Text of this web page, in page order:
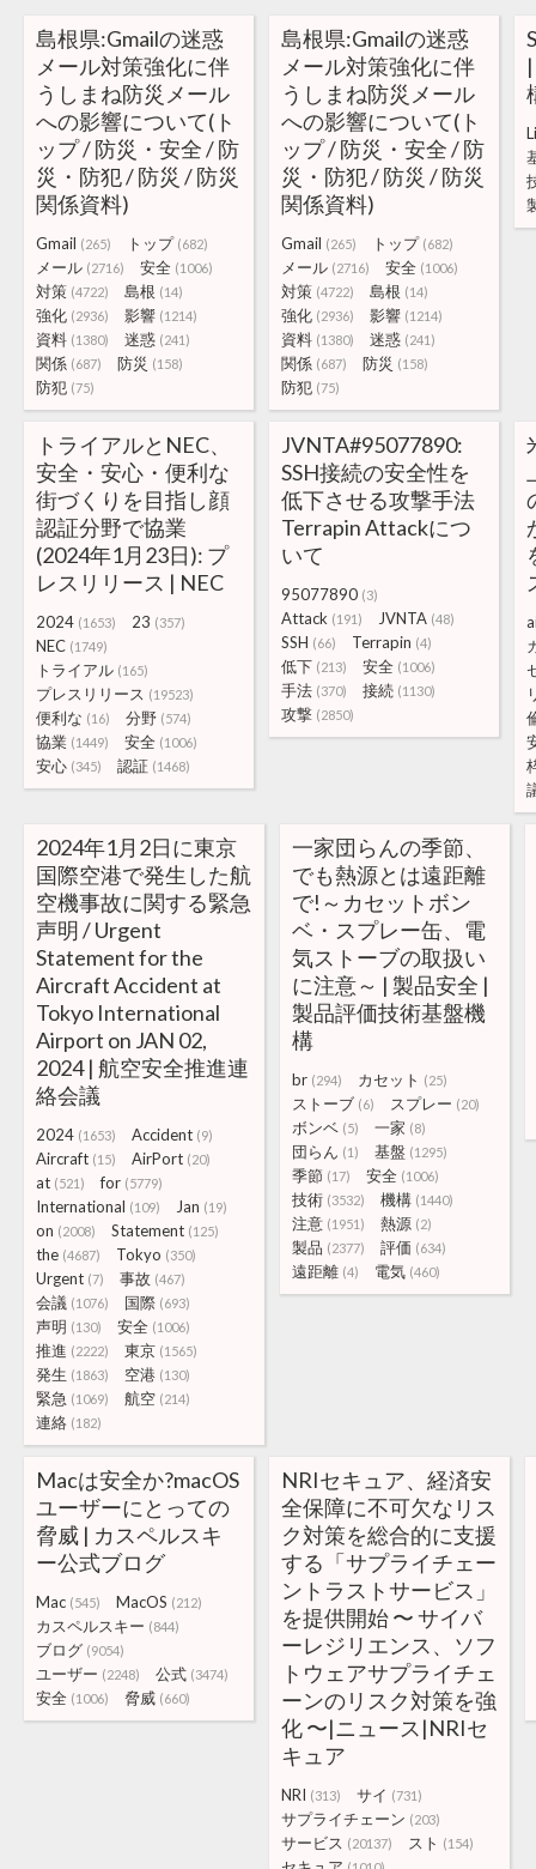
島根県:Gmailの迷惑
メール対策強化に伴
うしまね防災メール
への影響について(ト
ップ / 防災・安全 / 防
災・防犯 / 防災 / 防災
関係資料)
Gmail (265) トップ (682)
メール (2716) 安全 (1006)
対策 (4722) 島根 (14)
強化 (2936) 影響 (1214)
資料 (1380) 迷惑 (241)
関係 (687) 防災 (158)
防犯 (75)
島根県:Gmailの迷惑
メール対策強化に伴
うしまね防災メール
への影響について(ト
ップ / 防災・安全 / 防
災・防犯 / 防災 / 防災
関係資料)
Gmail (265) トップ (682)
メール (2716) 安全 (1006)
対策 (4722) 島根 (14)
強化 (2936) 影響 (1214)
資料 (1380) 迷惑 (241)
関係 (687) 防災 (158)
防犯 (75)
トライアルとNEC、
安全・安心・便利な
街づくりを目指し顔
認証分野で協業
(2024年1月23日): プ
レスリリース | NEC
2024 (1653) 23 (357)
NEC (1749)
トライアル (165)
プレスリリース (19523)
便利な (16) 分野 (574)
協業 (1449) 安全 (1006)
安心 (345) 認証 (1468)
JVNTA#95077890:
SSH接続の安全性を
低下させる攻撃手法
Terrapin Attackにつ
いて
95077890 (3)
Attack (191) JVNTA (48)
SSH (66) Terrapin (4)
低下 (213) 安全 (1006)
手法 (370) 接続 (1130)
攻撃 (2850)
2024年1月2日に東京
国際空港で発生した航
空機事故に関する緊急
声明 / Urgent
Statement for the
Aircraft Accident at
Tokyo International
Airport on JAN 02,
2024 | 航空安全推進連
絡会議
2024 (1653) Accident (9)
Aircraft (15) AirPort (20)
at (521) for (5779)
International (109) Jan (19)
on (2008) Statement (125)
the (4687) Tokyo (350)
Urgent (7) 事故 (467)
会議 (1076) 国際 (693)
声明 (130) 安全 (1006)
推進 (2222) 東京 (1565)
発生 (1863) 空港 (130)
緊急 (1069) 航空 (214)
連絡 (182)
一家団らんの季節、
でも熱源とは遠距離
で!～カセットボン
ベ・スプレー缶、電
気ストーブの取扱い
に注意～ | 製品安全 |
製品評価技術基盤機
構
br (294) カセット (25)
ストーブ (6) スプレー (20)
ボンベ (5) 一家 (8)
団らん (1) 基盤 (1295)
季節 (17) 安全 (1006)
技術 (3532) 機構 (1440)
注意 (1951) 熱源 (2)
製品 (2377) 評価 (634)
遠距離 (4) 電気 (460)
Macは安全か?macOS
ユーザーにとっての
脅威 | カスペルスキ
ー公式ブログ
Mac (545) MacOS (212)
カスペルスキー (844)
ブログ (9054)
ユーザー (2248) 公式 (3474)
安全 (1006) 脅威 (660)
NRIセキュア、経済安
全保障に不可欠なリス
ク対策を総合的に支援
する「サプライチェー
ントラストサービス」
を提供開始 〜 サイバ
ーレジリエンス、ソフ
トウェアサプライチェ
ーンのリスク対策を強
化 〜|ニュース|NRIセ
キュア
NRI (313) サイ (731)
サプライチェーン (203)
サービス (20137) スト (154)